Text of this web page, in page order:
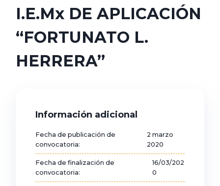
I.E.Mx DE APLICACIÓN
“FORTUNATO L.
HERRERA”
Información adicional
Fecha de publicación de
convocatoria:
2 marzo
2020
Fecha de finalización de
convocatoria:
16/03/202
0